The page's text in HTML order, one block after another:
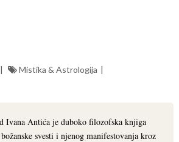
Mistika & Astrologija
Ivana Antića je duboko filozofska knjiga
svesti i njenog manifestovanja kroz